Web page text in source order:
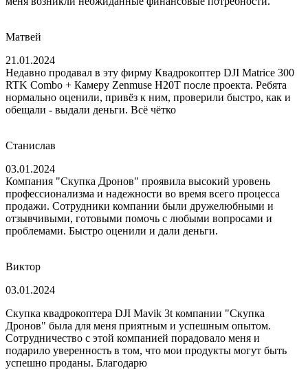
Матвей
21.01.2024
Недавно продавал в эту фирму Квадрокоптер DJI Matrice 300
RTK Combo + Камеру Zenmuse H20T после проекта. Ребята
нормально оценили, привёз к ним, проверили быстро, как и
обещали - выдали деньги. Всё чётко
Станислав
03.01.2024
Компания "Скупка Дронов" проявила высокий уровень
профессионализма и надежности во время всего процесса
продажи. Сотрудники компании были дружелюбными и
отзывчивыми, готовыми помочь с любыми вопросами и
проблемами. Быстро оценили и дали деньги.
Виктор
03.01.2024
Скупка квадрокоптера DJI Mavik 3t компании "Скупка
Дронов" была для меня приятным и успешным опытом.
Сотрудничество с этой компанией порадовало меня и
подарило уверенность в том, что мои продукты могут быть
успешно проданы. Благодарю